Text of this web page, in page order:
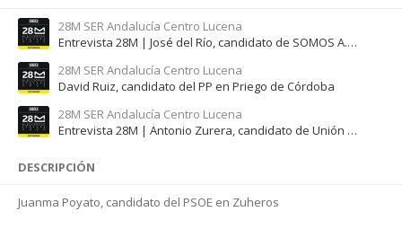
28M SER Andalucía Centro Lucena
Entrevista 28M | José del Río, candidato de SOMOS A.S.I en Santaella
28M SER Andalucía Centro Lucena
David Ruiz, candidato del PP en Priego de Córdoba
28M SER Andalucía Centro Lucena
Entrevista 28M | Antonio Zurera, candidato de Unión Popular Aguilar en Aguilar de la Frontera
DESCRIPCIÓN
Juanma Poyato, candidato del PSOE en Zuheros